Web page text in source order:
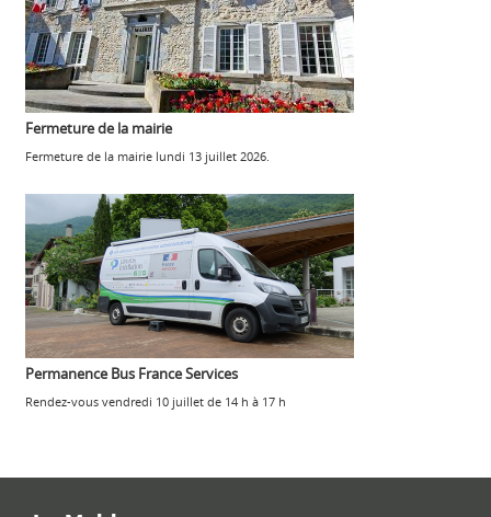
Fermeture de la mairie
Fermeture de la mairie lundi 13 juillet 2026.
Permanence Bus France Services
Rendez-vous vendredi 10 juillet de 14 h à 17 h